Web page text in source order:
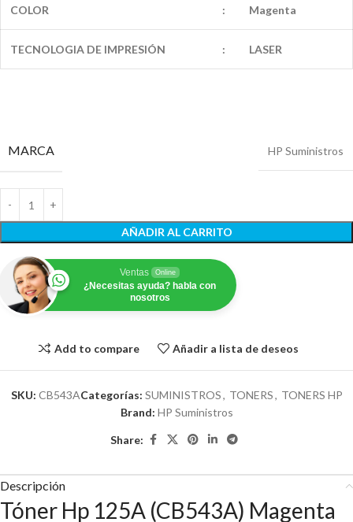
COLOR : Magenta
TECNOLOGIA DE IMPRESIÓN : LASER
MARCA HP Suministros
AÑADIR AL CARRITO
Ventas Online
¿Necesitas ayuda? habla con
nosotros
Add to compare Añadir a lista de deseos
SKU: CB543ACategorías: SUMINISTROS, TONERS, TONERS HP
Brand: HP Suministros
Share:
Descripción
Tóner Hp 125A (CB543A) Magenta